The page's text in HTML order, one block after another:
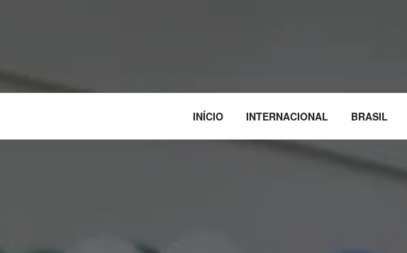
INÍCIO INTERNACIONAL BRASIL